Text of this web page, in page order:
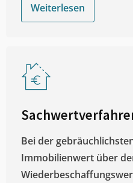
Weiterlesen
Bei der
Immobilienwert über